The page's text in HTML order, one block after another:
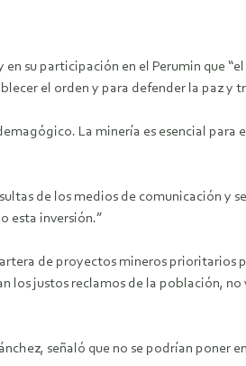
su participación en el Perumin que
el orden y para defender la paz y
La minería es esencial
de los medios de comunicación
esta inversión.”
de proyectos mineros prioritarios
los justos reclamos de la población,
señaló que no se podrían